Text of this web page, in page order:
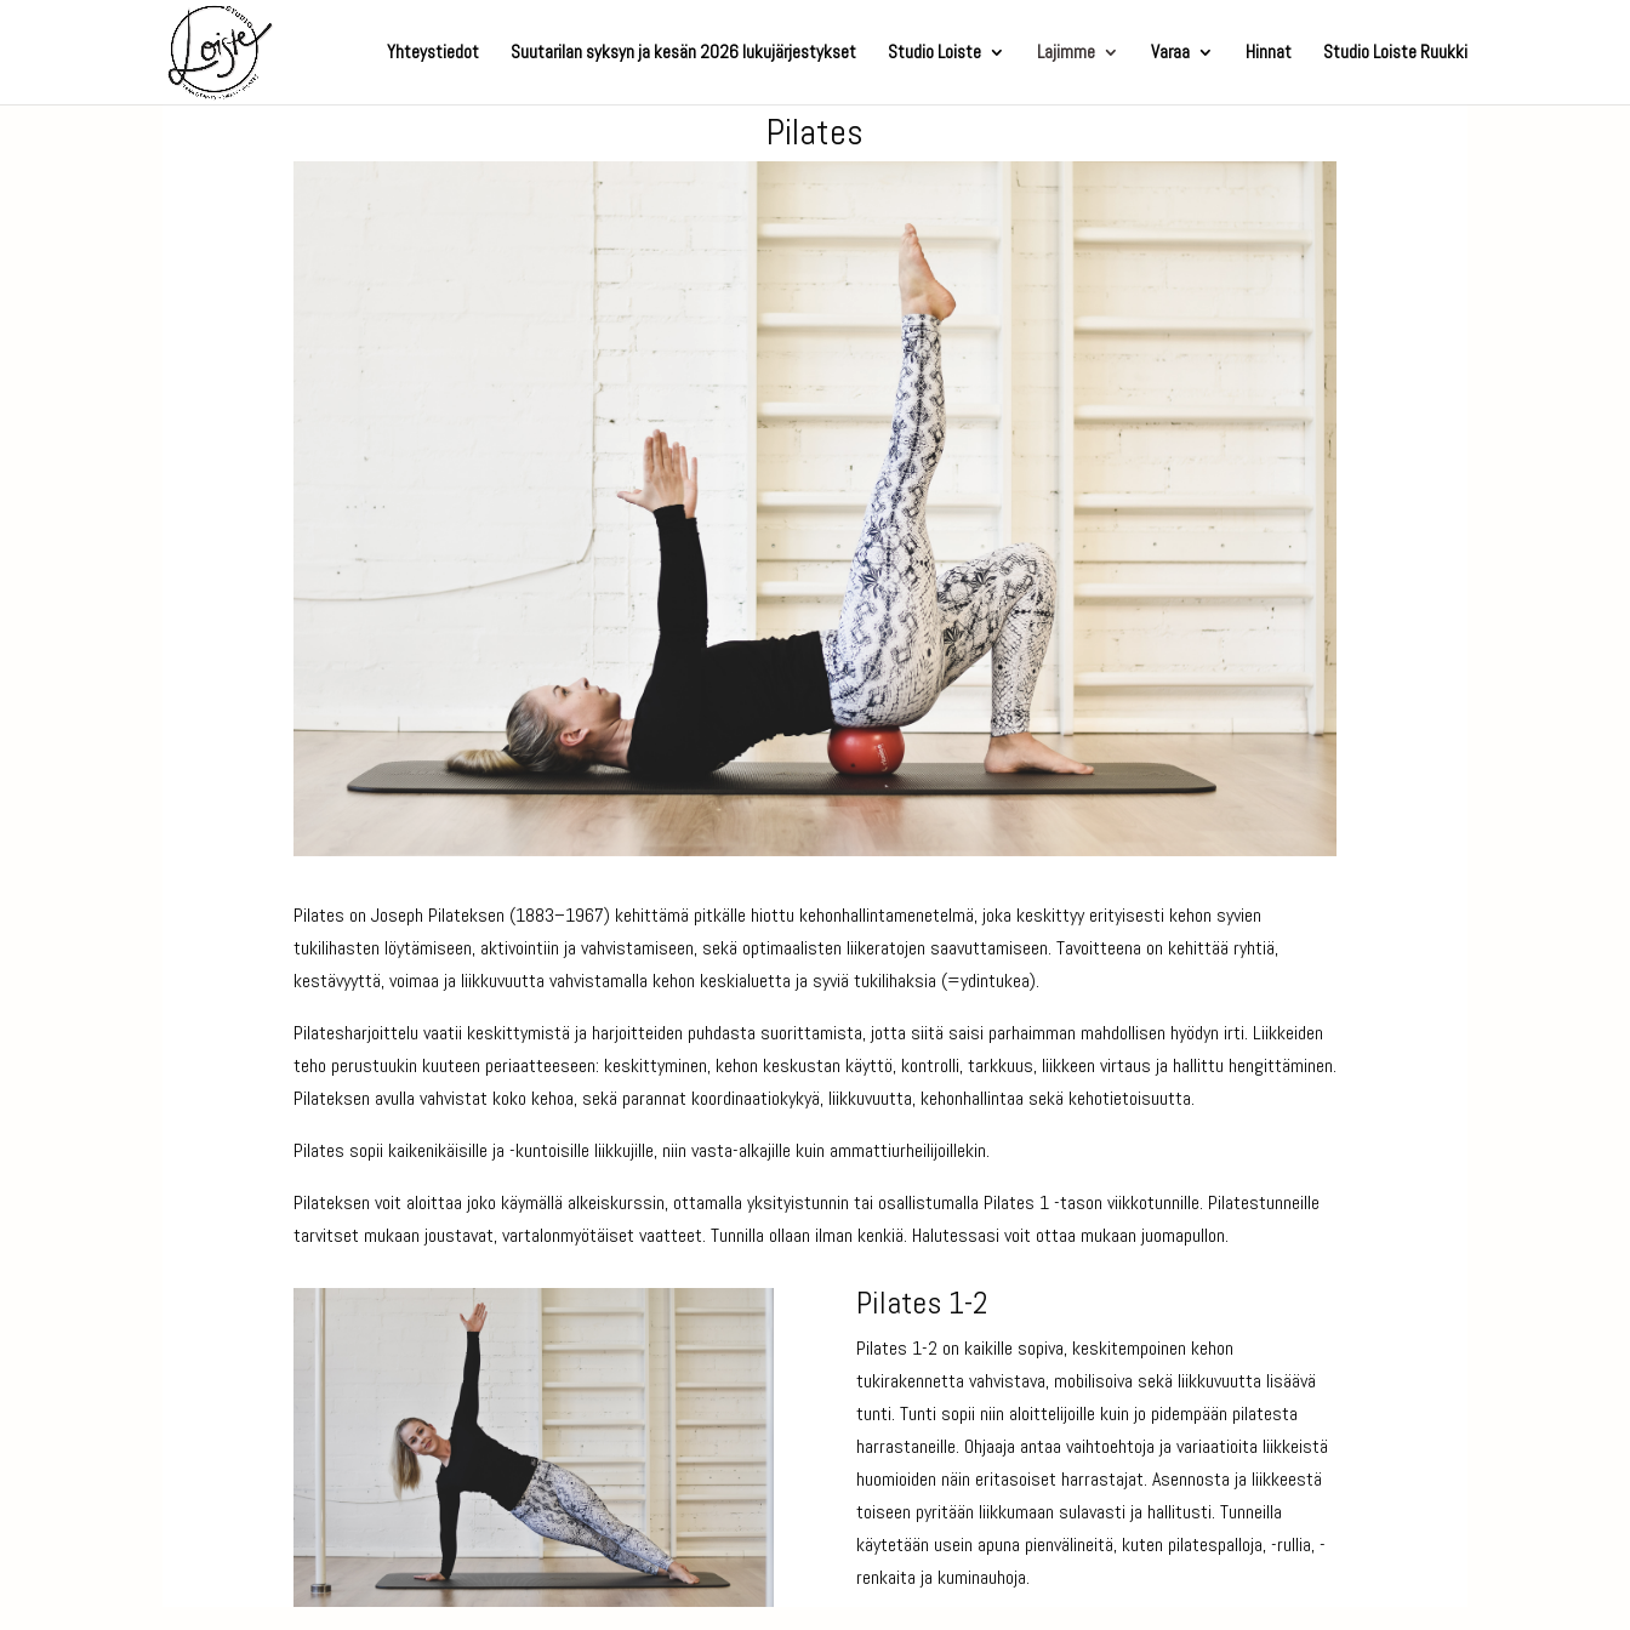
Yhteystiedot Suutarilan syksyn ja kesän 2026 lukujärjestykset Studio Loiste Lajimme Varaa Hinnat Studio Loiste Ruukki
Pilates
Pilates on Joseph Pilateksen (1883–1967) kehittämä pitkälle hiottu kehonhallintamenetelmä, joka keskittyy erityisesti kehon syvien
tukilihasten löytämiseen, aktivointiin ja vahvistamiseen, sekä optimaalisten liikeratojen saavuttamiseen. Tavoitteena on kehittää ryhtiä,
kestävyyttä, voimaa ja liikkuvuutta vahvistamalla kehon keskialuetta ja syviä tukilihaksia (=ydintukea).
Pilatesharjoittelu vaatii keskittymistä ja harjoitteiden puhdasta suorittamista, jotta siitä saisi parhaimman mahdollisen hyödyn irti. Liikkeiden
teho perustuukin kuuteen periaatteeseen: keskittyminen, kehon keskustan käyttö, kontrolli, tarkkuus, liikkeen virtaus ja hallittu hengittäminen.
Pilateksen avulla vahvistat koko kehoa, sekä parannat koordinaatiokykyä, liikkuvuutta, kehonhallintaa sekä kehotietoisuutta.
Pilates sopii kaikenikäisille ja -kuntoisille liikkujille, niin vasta-alkajille kuin ammattiurheilijoillekin.
Pilateksen voit aloittaa joko käymällä alkeiskurssin, ottamalla yksityistunnin tai osallistumalla Pilates 1 -tason viikkotunnille. Pilatestunneille
tarvitset mukaan joustavat, vartalonmyötäiset vaatteet. Tunnilla ollaan ilman kenkiä. Halutessasi voit ottaa mukaan juomapullon.
Pilates 1-2
Pilates 1-2 on kaikille sopiva, keskitempoinen kehon
tukirakennetta vahvistava, mobilisoiva sekä liikkuvuutta lisäävä
tunti. Tunti sopii niin aloittelijoille kuin jo pidempään pilatesta
harrastaneille. Ohjaaja antaa vaihtoehtoja ja variaatioita liikkeistä
huomioiden näin eritasoiset harrastajat. Asennosta ja liikkeestä
toiseen pyritään liikkumaan sulavasti ja hallitusti. Tunneilla
käytetään usein apuna pienvälineitä, kuten pilatespalloja, -rullia, -
renkaita ja kuminauhoja.